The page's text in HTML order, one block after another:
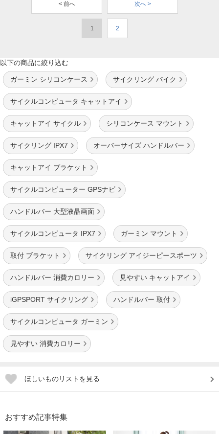
< 前へ 次へ >
1 2
以下の商品に絞り込む
ガーミン シリコンケース サイクリング バイク
サイクルコンピュータ キャットアイ
キャットアイ サイクル シリコンケース マウント
サイクリング IPX7 オーバーサイズ ハンドルバー
キャットアイ ブラケット
サイクルコンピューター GPSナビ
ハンドルバー 大型液晶画面
サイクルコンピュータ IPX7 ガーミン マウント
取付 ブラケット サイクリング アイジーピースポーツ
ハンドルバー 消費カロリー 見やすい キャットアイ
iGPSPORT サイクリング ハンドルバー 取付
サイクルコンピュータ ガーミン
見やすい 消費カロリー
ほしいものリストを見る
おすすめ記事特集